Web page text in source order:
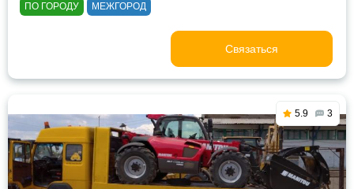
ПО ГОРОДУ МЕЖГОРОД
Связаться
5.9 3